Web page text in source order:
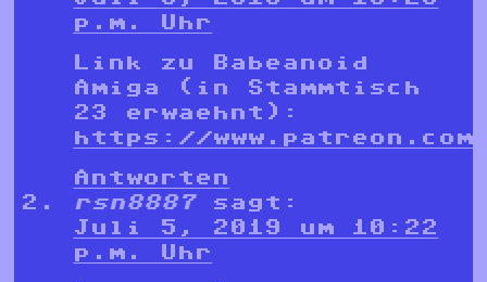
p.m. Uhr
Link zu Babeanoid
Amiga (in Stammtisch
23 erwaehnt):
https://
Antworten
rsn8887
sagt:
Juli 5, 2019 um 10:22
p.m. Uhr